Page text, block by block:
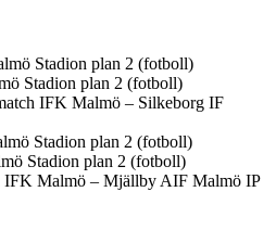
Stadion plan 2 (fotboll)
Stadion plan 2 (fotboll)
IFK Malmö – Silkeborg IF
Stadion plan 2 (fotboll)
Stadion plan 2 (fotboll)
IFK Malmö – Mjällby AIF Malmö IP